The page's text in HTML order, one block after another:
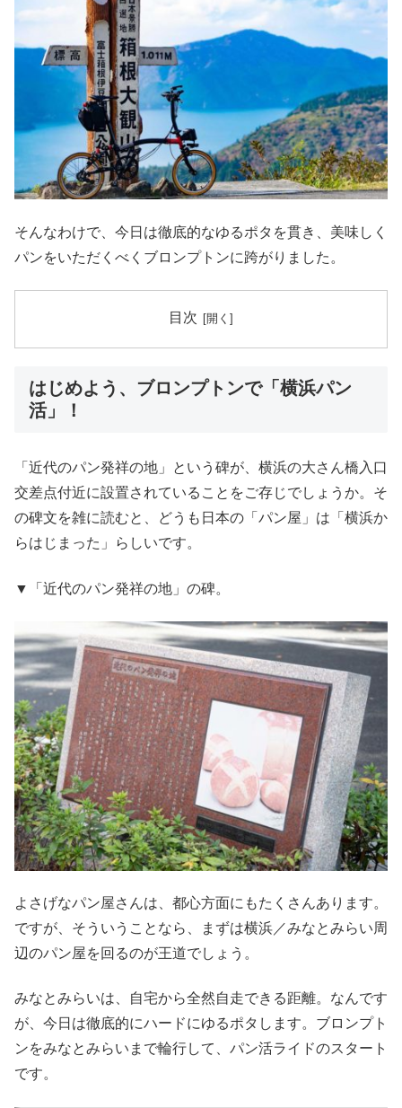
そんなわけで、今日は徹底的なゆるポタを貫き、美味しく
パンをいただくべくブロンプトンに跨がりました。
目次
はじめよう、ブロンプトンで「横浜パン
活」！
「近代のパン発祥の地」という碑が、横浜の大さん橋入口
交差点付近に設置されていることをご存じでしょうか。そ
の碑文を雑に読むと、どうも日本の「パン屋」は「横浜か
らはじまった」らしいです。
▼「近代のパン発祥の地」の碑。
よさげなパン屋さんは、都心方面にもたくさんあります。
ですが、そういうことなら、まずは横浜／みなとみらい周
辺のパン屋を回るのが王道でしょう。
みなとみらいは、自宅から全然自走できる距離。なんです
が、今日は徹底的にハードにゆるポタします。ブロンプト
ンをみなとみらいまで輪行して、パン活ライドのスタート
です。